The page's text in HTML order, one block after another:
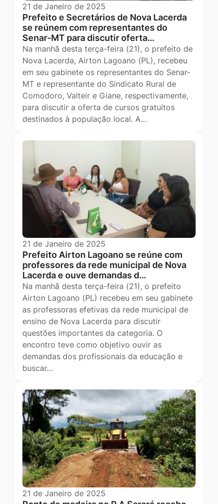
21 de Janeiro de 2025
Prefeito e Secretários de Nova Lacerda
se reúnem com representantes do
Senar-MT para discutir oferta…
Na manhã desta terça-feira (21), o prefeito de
Nova Lacerda, Airton Lagoano (PL), recebeu
em seu gabinete os representantes do Senar-
MT e representante do Sindicato Rural de
Comodoro, Valteir e Giane, respectivamente,
para discutir a oferta de cursos gratuitos
destinados à população local. A…
21 de Janeiro de 2025
Prefeito Airton Lagoano se reúne com
professores da rede municipal de Nova
Lacerda e ouve demandas d…
Na manhã desta terça-feira (21), o prefeito
Airton Lagoano (PL) recebeu em seu gabinete
as professoras efetivas da rede municipal de
ensino de Nova Lacerda para discutir
questões importantes da categoria. O
encontro teve como objetivo ouvir as
demandas dos profissionais da educação e
buscar…
21 de Janeiro de 2025